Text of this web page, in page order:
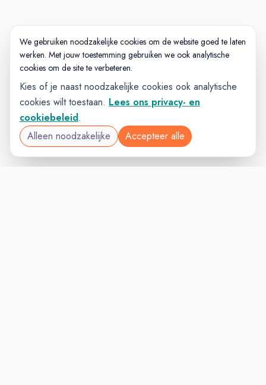
We gebruiken noodzakelijke cookies om de website goed te laten
werken. Met jouw toestemming gebruiken we ook analytische
cookies om de site te verbeteren.
Kies of je naast noodzakelijke cookies ook analytische
cookies wilt toestaan. Lees ons privacy- en
cookiebeleid.
Alleen noodzakelijke
Accepteer alle